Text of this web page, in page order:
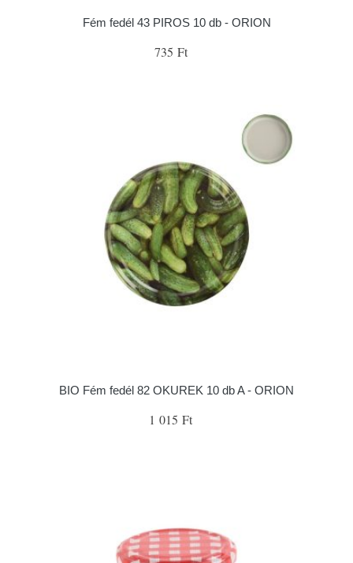
Fém fedél 43 PIROS 10 db - ORION
735 Ft
BIO Fém fedél 82 OKUREK 10 db A - ORION
1 015 Ft